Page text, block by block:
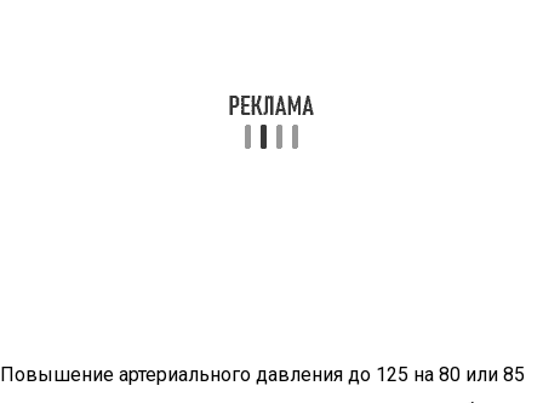
Повышение артериального давления до 125 на 80 или 85